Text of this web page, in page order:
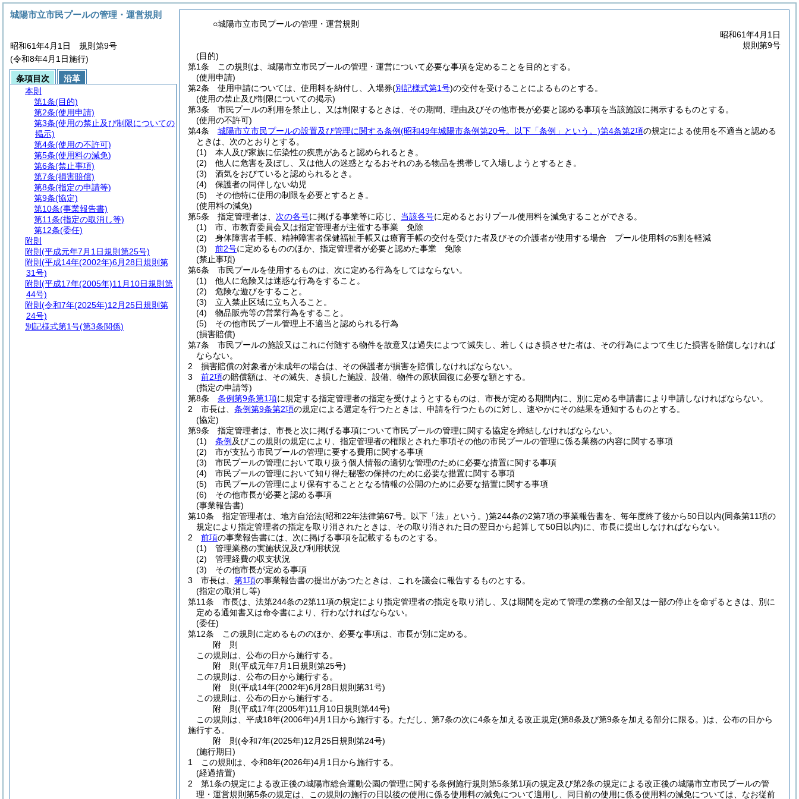
○城陽市立市民プールの管理・運営規則
昭和61年4月1日
規則第9号
(目的)
第1条
この規則は、城陽市立市民プールの管理・運営について必要な事項を定めることを目的とする。
(使用申請)
第2条
使用申請については、使用料を納付し、入場券(別記様式第1号)の交付を受けることによるものとする。
(使用の禁止及び制限についての掲示)
第3条
市民プールの利用を禁止し、又は制限するときは、その期間、理由及びその他市長が必要と認める事項を当該施設に掲示するものとする。
(使用の不許可)
第4条
城陽市立市民プールの設置及び管理に関する条例(昭和49年城陽市条例第20号。以下「条例」という。)第4条第2項の規定による使用を不適当と認める
ときは、次のとおりとする。
(1)
本人及び家族に伝染性の疾患があると認められるとき。
(2)
他人に危害を及ぼし、又は他人の迷惑となるおそれのある物品を携帯して入場しようとするとき。
(3)
酒気をおびていると認められるとき。
(4)
保護者の同伴しない幼児
(5)
その他特に使用の制限を必要とするとき。
(使用料の減免)
第5条
指定管理者は、 次の各号に掲げる事業等に応じ、 当該各号に定めるとおりプール使用料を減免することができる。
(1)
市、市教育委員会又は指定管理者が主催する事業 免除
(2)
身体障害者手帳、精神障害者保健福祉手帳又は療育手帳の交付を受けた者及びその介護者が使用する場合 プール使用料の5割を軽減
(3)
前2号に定めるもののほか、指定管理者が必要と認めた事業 免除
(禁止事項)
第6条
市民プールを使用するものは、次に定める行為をしてはならない。
(1)
他人に危険又は迷惑な行為をすること。
(2)
危険な遊びをすること。
(3)
立入禁止区域に立ち入ること。
(4)
物品販売等の営業行為をすること。
(5)
その他市民プール管理上不適当と認められる行為
(損害賠償)
第7条
市民プールの施設又はこれに付随する物件を故意又は過失によつて滅失し、若しくはき損させた者は、その行為によつて生じた損害を賠償しなければ
ならない。
2
損害賠償の対象者が未成年の場合は、その保護者が損害を賠償しなければならない。
3
前2項の賠償額は、その滅失、き損した施設、設備、物件の原状回復に必要な額とする。
(指定の申請等)
第8条
条例第9条第1項に規定する指定管理者の指定を受けようとするものは、市長が定める期間内に、別に定める申請書により申請しなければならない。
2
市長は、 条例第9条第2項の規定による選定を行つたときは、申請を行つたものに対し、速やかにその結果を通知するものとする。
(協定)
第9条
指定管理者は、市長と次に掲げる事項について市民プールの管理に関する協定を締結しなければならない。
(1)
条例 及びこの規則の規定により、指定管理者の権限とされた事項その他の市民プールの管理に係る業務の内容に関する事項
(2)
市が支払う市民プールの管理に要する費用に関する事項
(3)
市民プールの管理において取り扱う個人情報の適切な管理のために必要な措置に関する事項
(4)
市民プールの管理において知り得た秘密の保持のために必要な措置に関する事項
(5)
市民プールの管理により保有することとなる情報の公開のために必要な措置に関する事項
(6)
その他市長が必要と認める事項
(事業報告書)
第10条
指定管理者は、地方自治法(昭和22年法律第67号。以下「法」という。)第244条の2第7項の事業報告書を、毎年度終了後から50日以内(同条第11項の
規定により指定管理者の指定を取り消されたときは、その取り消された日の翌日から起算して50日以内)に、市長に提出しなければならない。
2
前項の事業報告書には、次に掲げる事項を記載するものとする。
(1)
管理業務の実施状況及び利用状況
(2)
管理経費の収支状況
(3)
その他市長が定める事項
3
市長は、 第1項の事業報告書の提出があつたときは、これを議会に報告するものとする。
(指定の取消し等)
第11条
市長は、法第244条の2第11項の規定により指定管理者の指定を取り消し、又は期間を定めて管理の業務の全部又は一部の停止を命ずるときは、別に
定める通知書又は命令書により、行わなければならない。
(委任)
第12条
この規則に定めるもののほか、必要な事項は、市長が別に定める。
附 則
この規則は、公布の日から施行する。
附 則(平成元年7月1日規則第25号)
この規則は、公布の日から施行する。
附 則(平成14年(2002年)6月28日規則第31号)
この規則は、公布の日から施行する。
附 則(平成17年(2005年)11月10日規則第44号)
この規則は、平成18年(2006年)4月1日から施行する。 ただし、第7条の次に4条を加える改正規定(第8条及び第9条を加える部分に限る。)は、公布の日から
施行する。
附 則(令和7年(2025年)12月25日規則第24号)
(施行期日)
1
この規則は、令和8年(2026年)4月1日から施行する。
(経過措置)
2
第1条の規定による改正後の城陽市総合運動公園の管理に関する条例施行規則第5条第1項の規定及び第2条の規定による改正後の城陽市立市民プールの管
理・運営規則第5条の規定は、この規則の施行の日以後の使用に係る使用料の減免について適用し、同日前の使用に係る使用料の減免については、なお従前
城陽市立市民プールの管理・運営規則
昭和61年4月1日 規則第9号
(令和8年4月1日施行)
条項目次
沿革
本則
第1条(目的)
第2条(使用申請)
第3条(使用の禁止及び制限についての
掲示)
第4条(使用の不許可)
第5条(使用料の減免)
第6条(禁止事項)
第7条(損害賠償)
第8条(指定の申請等)
第9条(協定)
第10条(事業報告書)
第11条(指定の取消し等)
第12条(委任)
附則
附則 (平成元年7月1日規則第25号)
附則 (平成14年(2002年)6月28日規則第
31号)
附則 (平成17年(2005年)11月10日規則第
44号)
附則 (令和7年(2025年)12月25日規則第
24号)
別記様式第1号(第3条関係)